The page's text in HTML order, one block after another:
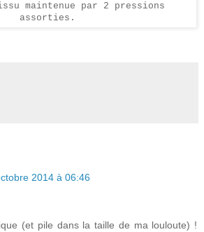
maintenue par 2 pressions
assorties.
2014 à 06:46
(et pile dans la taille de ma louloute) !